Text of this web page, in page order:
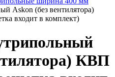
Askon (без вентилятора)
входит в комплект)
КВП